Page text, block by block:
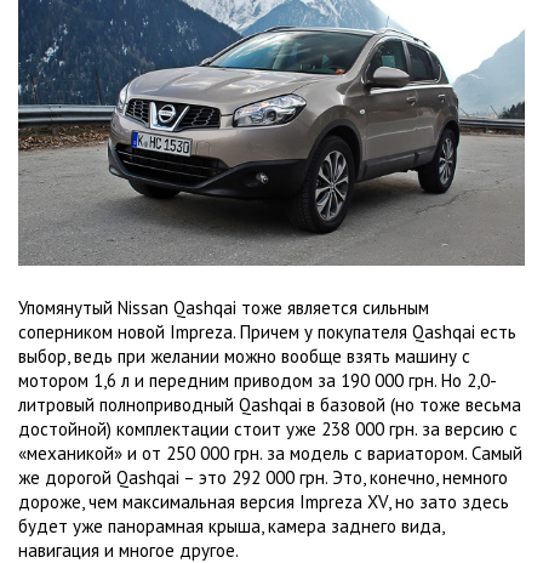
Упомянутый Nissan Qashqai тоже является сильным
соперником новой Impreza. Причем у покупателя Qashqai есть
выбор, ведь при желании можно вообще взять машину с
мотором 1,6 л и передним приводом за 190 000 грн. Но 2,0-
литровый полноприводный Qashqai в базовой (но тоже весьма
достойной) комплектации стоит уже 238 000 грн. за версию с
«механикой» и от 250 000 грн. за модель с вариатором. Самый
же дорогой Qashqai – это 292 000 грн. Это, конечно, немного
дороже, чем максимальная версия Impreza XV, но зато здесь
будет уже панорамная крыша, камера заднего вида,
навигация и многое другое.